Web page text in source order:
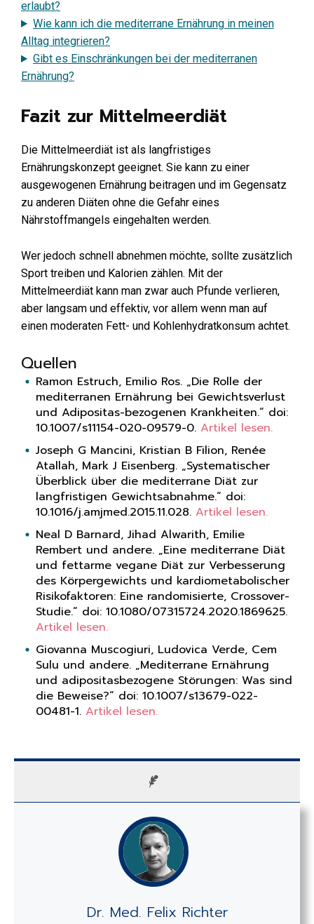
erlaubt?
Wie kann ich die mediterrane Ernährung in meinen
Alltag integrieren?
Gibt es Einschränkungen bei der mediterranen
Ernährung?
Fazit zur Mittelmeerdiät
Die Mittelmeerdiät ist als langfristiges
Ernährungskonzept geeignet. Sie kann zu einer
ausgewogenen Ernährung beitragen und im Gegensatz
zu anderen Diäten ohne die Gefahr eines
Nährstoffmangels eingehalten werden.
Wer jedoch schnell abnehmen möchte, sollte zusätzlich
Sport treiben und Kalorien zählen. Mit der
Mittelmeerdiät kann man zwar auch Pfunde verlieren,
aber langsam und effektiv, vor allem wenn man auf
einen moderaten Fett- und Kohlenhydratkonsum achtet.
Quellen
Ramon Estruch, Emilio Ros. „Die Rolle der
mediterranen Ernährung bei Gewichtsverlust
und Adipositas-bezogenen Krankheiten.“ doi:
10.1007/s11154-020-09579-0. Artikel lesen.
Joseph G Mancini, Kristian B Filion, Renée
Atallah, Mark J Eisenberg. „Systematischer
Überblick über die mediterrane Diät zur
langfristigen Gewichtsabnahme.“ doi:
10.1016/j.amjmed.2015.11.028. Artikel lesen.
Neal D Barnard, Jihad Alwarith, Emilie
Rembert und andere. „Eine mediterrane Diät
und fettarme vegane Diät zur Verbesserung
des Körpergewichts und kardiometabolischer
Risikofaktoren: Eine randomisierte, Crossover-
Studie.“ doi: 10.1080/07315724.2020.1869625.
Artikel lesen.
Giovanna Muscogiuri, Ludovica Verde, Cem
Sulu und andere. „Mediterrane Ernährung
und adipositasbezogene Störungen: Was sind
die Beweise?“ doi: 10.1007/s13679-022-
00481-1. Artikel lesen.
Dr. Med. Felix Richter